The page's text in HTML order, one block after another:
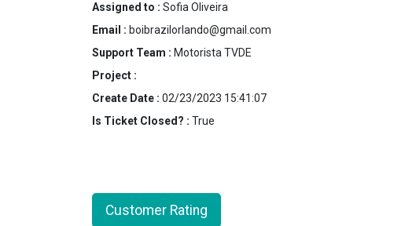
Assigned to : Sofia Oliveira
Email : boibrazilorlando@gmail.com
Support Team : Motorista TVDE
Project :
Create Date : 02/23/2023 15:41:07
Is Ticket Closed? : True
Customer Rating